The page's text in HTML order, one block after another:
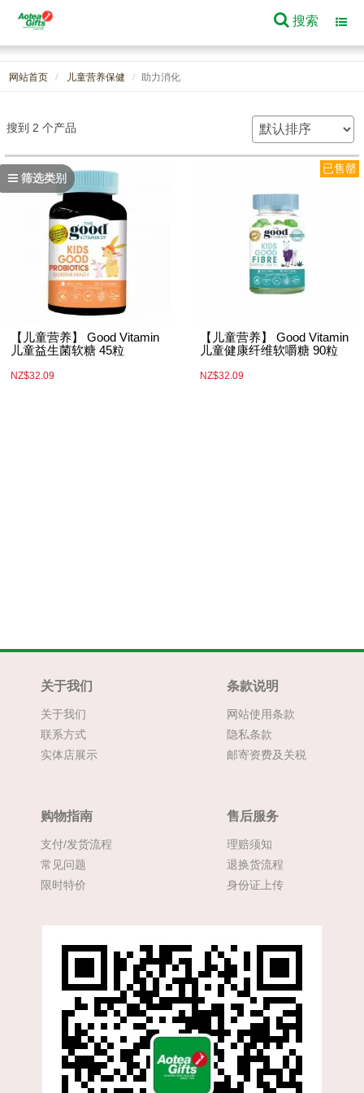
搜索
网站首页 儿童营养保健 助力消化
筛选类别
搜到 2 个产品
【儿童营养】 Good Vitamin
儿童益生菌软糖 45粒
NZ$32.09
已售罄
【儿童营养】 Good Vitamin
儿童健康纤维软嚼糖 90粒
NZ$32.09
关于我们
关于我们
联系方式
实体店展示
条款说明
网站使用条款
隐私条款
邮寄资费及关税
购物指南
支付/发货流程
常见问题
限时特价
售后服务
理赔须知
退换货流程
身份证上传